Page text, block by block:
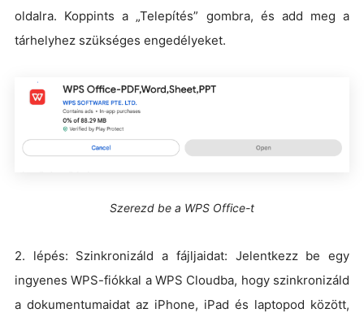
oldalra. Koppints a „Telepítés” gombra, és add meg a
tárhelyhez szükséges engedélyeket.
Szerezd be a WPS Office-t
2. lépés: Szinkronizáld a fájljaidat: Jelentkezz be egy
ingyenes WPS-fiókkal a WPS Cloudba, hogy szinkronizáld
a dokumentumaidat az iPhone, iPad és laptopod között,